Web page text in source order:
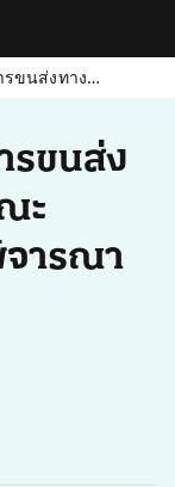
ร่างพระราชบัญญัติการขนส่งทางราง พ.ศ. .... ซึ่งคณะกรรมาธิการวิสาม...
รขนส่ง
ะ
ารณา